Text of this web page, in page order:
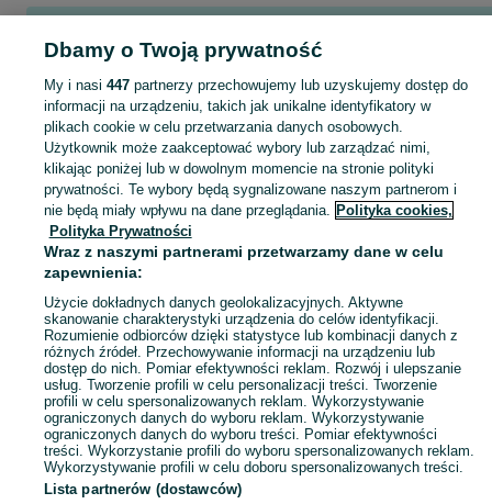
siedlisko dzialka rolna
Skorzystaj z największego serwisu ogłoszeniowego - Antoniew i okolice! Kupuj to, czego pragniesz i sprzedawaj to, czego już nie potrzebujesz! Zobacz
Mapa kategorii
Mapa miejscowości
Mapa ministron
Popularne wyszukiwania
Dbamy o Twoją prywatność
My i nasi 447partnerzy przechowujemy lub uzyskujemy dostęp do
informacji na urządzeniu, takich jak unikalne identyfikatory w
plikach cookie w celu przetwarzania danych osobowych.
Użytkownik może zaakceptować wybory lub zarządzać nimi,
klikając poniżej lub w dowolnym momencie na stronie polityki
prywatności. Te wybory będą sygnalizowane naszym partnerom i
nie będą miały wpływu na dane przeglądania. Polityka cookies,
Polityka Prywatności
Wraz z naszymi partnerami przetwarzamy dane w celu
zapewnienia:
Użycie dokładnych danych geolokalizacyjnych. Aktywne
skanowanie charakterystyki urządzenia do celów identyfikacji.
Rozumienie odbiorców dzięki statystyce lub kombinacji danych z
różnych źródeł. Przechowywanie informacji na urządzeniu lub
dostęp do nich. Pomiar efektywności reklam. Rozwój i ulepszanie
usług. Tworzenie profili w celu personalizacji treści. Tworzenie
profili w celu spersonalizowanych reklam. Wykorzystywanie
ograniczonych danych do wyboru reklam. Wykorzystywanie
ograniczonych danych do wyboru treści. Pomiar efektywności
treści. Wykorzystanie profili do wyboru spersonalizowanych reklam.
Wykorzystywanie profili w celu doboru spersonalizowanych treści.
Lista partnerów (dostawców)